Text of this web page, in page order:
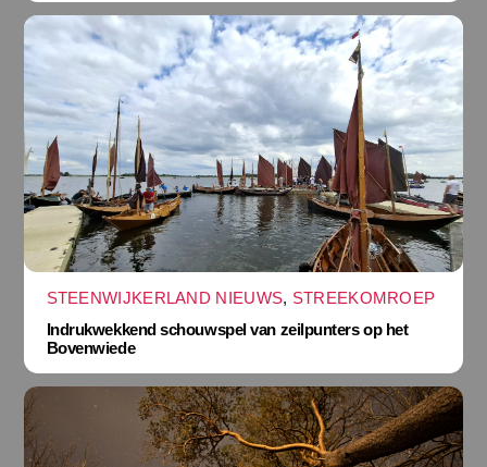
STEENWIJKERLAND NIEUWS, STREEKOMROEP
Indrukwekkend schouwspel van zeilpunters op het
Bovenwiede